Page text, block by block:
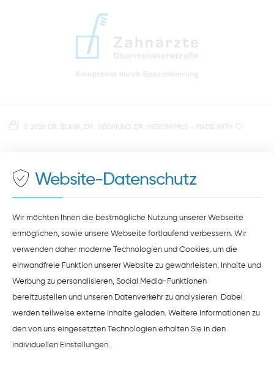
info@zahnaerzte-in-regensburg.de
zustimmen.
ZUSTIMMEN
HINWEISE ZUM DATENSCHUTZ
© 2026 DR. BLANK, DR. SIEGMUND, DR. HIERONYMUS - MADE WITH
Website-Datenschutz
Wir möchten Ihnen die bestmögliche Nutzung unserer Webseite
ermöglichen, sowie unsere Webseite fortlaufend verbessern. Wir
verwenden daher moderne Technologien und Cookies, um die
einwandfreie Funktion unserer Website zu gewährleisten, Inhalte und
Werbung zu personalisieren, Social Media-Funktionen
bereitzustellen und unseren Datenverkehr zu analysieren. Dabei
werden teilweise externe Inhalte geladen. Weitere Informationen zu
den von uns eingesetzten Technologien erhalten Sie in den
individuellen Einstellungen.